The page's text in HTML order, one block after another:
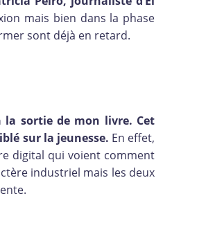
mais bien dans la phase
sont déjà en retard.
la sortie de mon livre. Cet
sur la jeunesse. En effet,
digital qui voient comment
industriel mais les deux